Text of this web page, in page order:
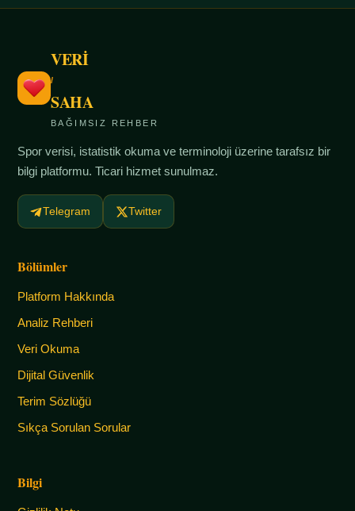
VERİ
/
SAHA
BAĞIMSIZ REHBER
Spor verisi, istatistik okuma ve terminoloji üzerine tarafsız bir
bilgi platformu. Ticari hizmet sunulmaz.
Telegram Twitter
Bölümler
Platform Hakkında
Analiz Rehberi
Veri Okuma
Dijital Güvenlik
Terim Sözlüğü
Sıkça Sorulan Sorular
Bilgi